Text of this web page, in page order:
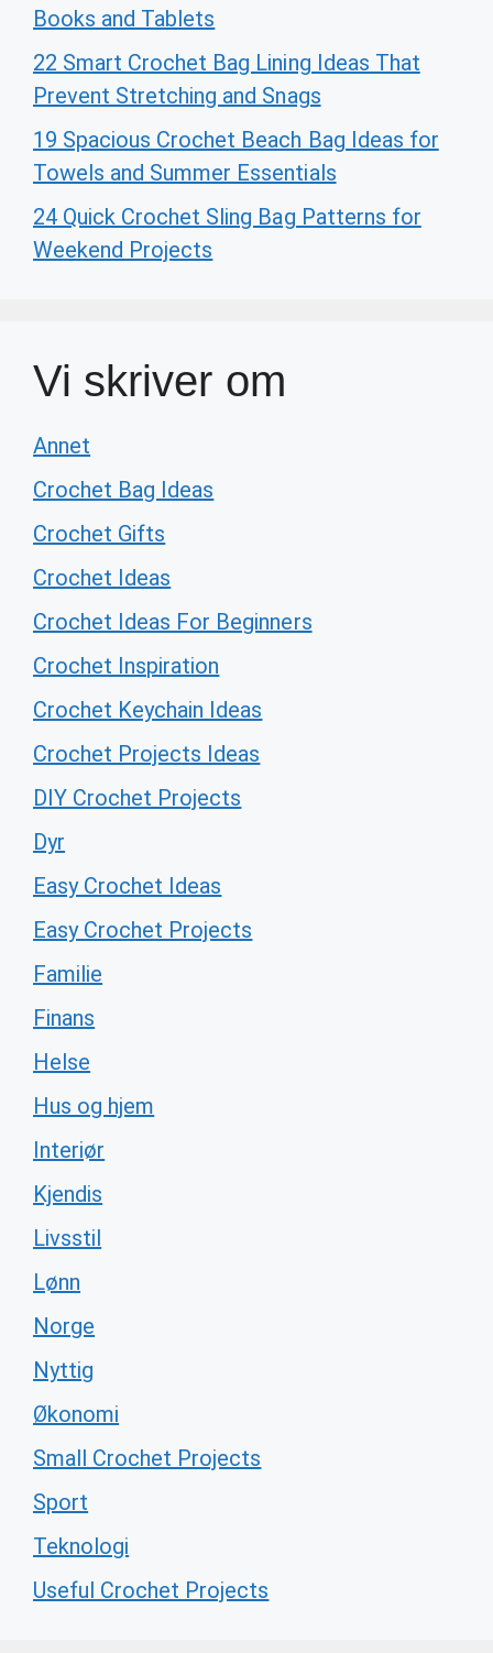
Books and Tablets
22 Smart Crochet Bag Lining Ideas That
Prevent Stretching and Snags
19 Spacious Crochet Beach Bag Ideas for
Towels and Summer Essentials
24 Quick Crochet Sling Bag Patterns for
Weekend Projects
Vi skriver om
Annet
Crochet Bag Ideas
Crochet Gifts
Crochet Ideas
Crochet Ideas For Beginners
Crochet Inspiration
Crochet Keychain Ideas
Crochet Projects Ideas
DIY Crochet Projects
Dyr
Easy Crochet Ideas
Easy Crochet Projects
Familie
Finans
Helse
Hus og hjem
Interiør
Kjendis
Livsstil
Lønn
Norge
Nyttig
Økonomi
Small Crochet Projects
Sport
Teknologi
Useful Crochet Projects